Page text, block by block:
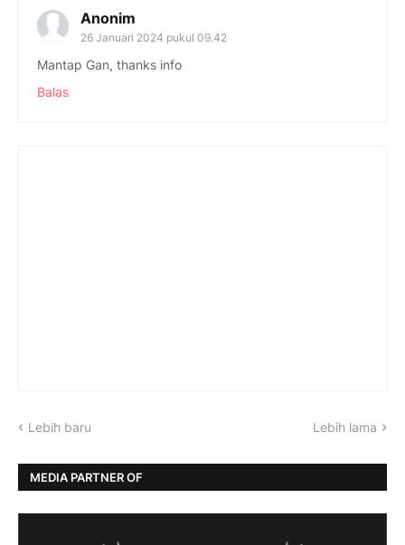
Anonim
26 Januari 2024 pukul 09.42
Mantap Gan, thanks info
Balas
Lebih baru Lebih lama
MEDIA PARTNER OF